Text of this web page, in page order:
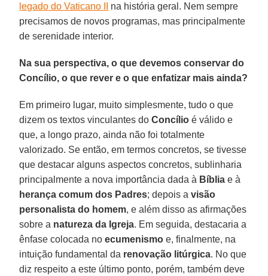
legado do Vaticano II
na história geral. Nem sempre
precisamos de novos programas, mas principalmente
de serenidade interior.
Na sua perspectiva, o que devemos conservar do
Concílio, o que rever e o que enfatizar mais ainda?
Em primeiro lugar, muito simplesmente, tudo o que
dizem os textos vinculantes doConcílio é válido e
que, a longo prazo, ainda não foi totalmente
valorizado. Se então, em termos concretos, se tivesse
que destacar alguns aspectos concretos, sublinharia
principalmente a nova importância dada à Bíblia e à
herança comum dos Padres; depois a visão
personalista do homem, e além disso as afirmações
sobre a natureza da Igreja. Em seguida, destacaria a
ênfase colocada noecumenismo e, finalmente, na
intuição fundamental da renovação litúrgica. No que
diz respeito a este último ponto, porém, também deve